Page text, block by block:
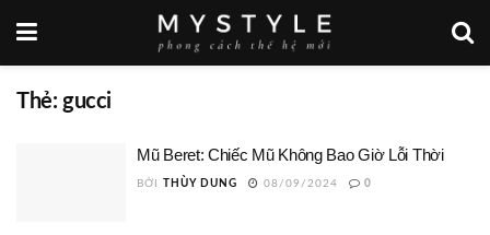
Thẻ: gucci
Mũ Beret: Chiếc Mũ Không Bao Giờ Lỗi Thời
BỞI THÙY DUNG 08/09/2024 0